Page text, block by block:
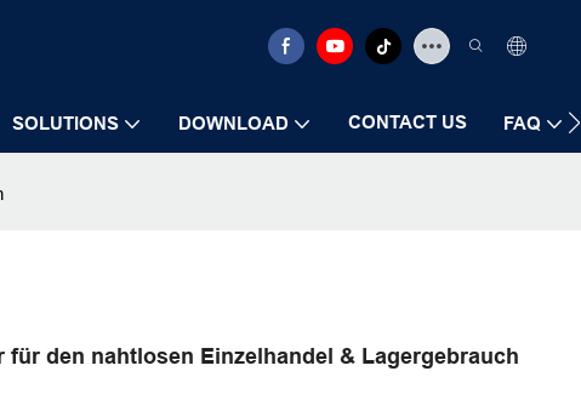
SOLUTIONS DOWNLOAD CONTACT US FAQ
für den nahtlosen Einzelhandel & Lagergebrauch